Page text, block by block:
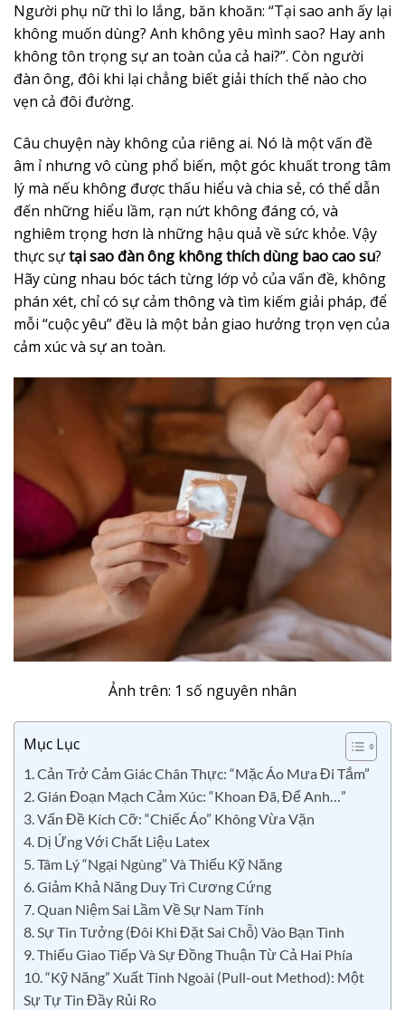
Người phụ nữ thì lo lắng, băn khoăn: “Tại sao anh ấy lại
không muốn dùng? Anh không yêu mình sao? Hay anh
không tôn trọng sự an toàn của cả hai?”. Còn người
đàn ông, đôi khi lại chẳng biết giải thích thế nào cho
vẹn cả đôi đường.
Câu chuyện này không của riêng ai. Nó là một vấn đề
âm ỉ nhưng vô cùng phổ biến, một góc khuất trong tâm
lý mà nếu không được thấu hiểu và chia sẻ, có thể dẫn
đến những hiểu lầm, rạn nứt không đáng có, và
nghiêm trọng hơn là những hậu quả về sức khỏe. Vậy
thực sựtại sao đàn ông không thích dùng bao cao su?
Hãy cùng nhau bóc tách từng lớp vỏ của vấn đề, không
phán xét, chỉ có sự cảm thông và tìm kiếm giải pháp, để
mỗi “cuộc yêu” đều là một bản giao hưởng trọn vẹn của
cảm xúc và sự an toàn.
Ảnh trên: 1 số nguyên nhân
Mục Lục
1. Cản Trở Cảm Giác Chân Thực: “Mặc Áo Mưa Đi Tắm”
2. Gián Đoạn Mạch Cảm Xúc: “Khoan Đã, Để Anh…”
3. Vấn Đề Kích Cỡ: “Chiếc Áo” Không Vừa Vặn
4. Dị Ứng Với Chất Liệu Latex
5. Tâm Lý “Ngại Ngùng” Và Thiếu Kỹ Năng
6. Giảm Khả Năng Duy Trì Cương Cứng
7. Quan Niệm Sai Lầm Về Sự Nam Tính
8. Sự Tin Tưởng (Đôi Khi Đặt Sai Chỗ) Vào Bạn Tình
9. Thiếu Giao Tiếp Và Sự Đồng Thuận Từ Cả Hai Phía
10. “Kỹ Năng” Xuất Tinh Ngoài (Pull-out Method): Một
Sự Tự Tin Đầy Rủi Ro